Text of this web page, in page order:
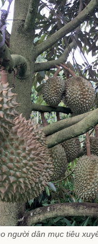
người dân mục tiêu